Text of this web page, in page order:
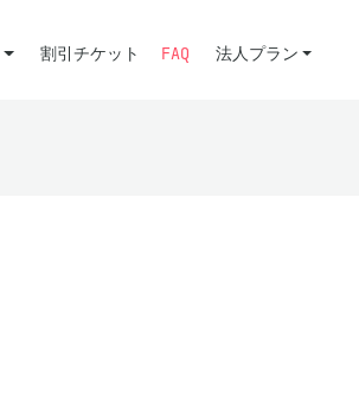
割引チケット FAQ 法人プラン